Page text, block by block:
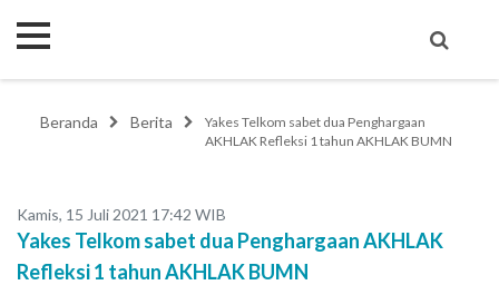
Beranda Berita
Yakes Telkom sabet dua Penghargaan
AKHLAK Refleksi 1 tahun AKHLAK BUMN
Kamis, 15 Juli 2021 17:42 WIB
Yakes Telkom sabet dua Penghargaan AKHLAK
Refleksi 1 tahun AKHLAK BUMN